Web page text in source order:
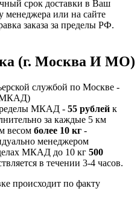
срок доставки в Ваш
менеджера или на сайте
заказа за пределы РФ.
(г. Москва И МО)
службой по Москве -
МКАД)
МКАД - 55 рублей к
за каждые 5 км
весом более 10 кг -
менеджером
МКАД до 10 кг 500
в течении 3-4 часов.
происходит по факту